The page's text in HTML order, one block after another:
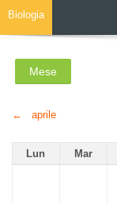
Biologia
Mese
← aprile
Lunedi
Lun Martedì
Mar